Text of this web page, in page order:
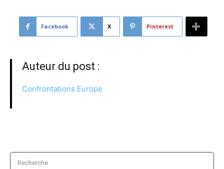
Facebook X Pinterest
Auteur du post :
Confrontations Europe
Recherche